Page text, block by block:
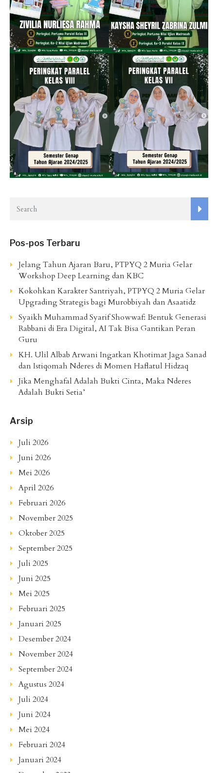
Pos-pos Terbaru
Jelang Tahun Ajaran Baru, PTPYQ 2 Muria Gelar
Workshop Deep Learning dan KBC
Kokohkan Karakter Santriyah, PTPYQ 2 Muria Gelar
Upgrading Strategis bagi Murobbiyah dan Asaatidz
Syaikh Muhammad Syarif Showwaf: Bentuk Generasi
Rabbani di Era Digital, AI Tak Bisa Gantikan Peran
Guru
KH. Ulil Albab Arwani Ingatkan Khotimat Jaga Sanad
dan Istiqomah Nderes di Momen Haflatul Hidzaq
Jika Menghafal Adalah Bukti Cinta, Maka Nderes
Adalah Bukti Setia’
Arsip
Juli 2026
Juni 2026
Mei 2026
April 2026
Februari 2026
November 2025
Oktober 2025
September 2025
Juli 2025
Juni 2025
Mei 2025
Februari 2025
Januari 2025
Desember 2024
November 2024
September 2024
Agustus 2024
Juli 2024
Juni 2024
Mei 2024
Februari 2024
Januari 2024